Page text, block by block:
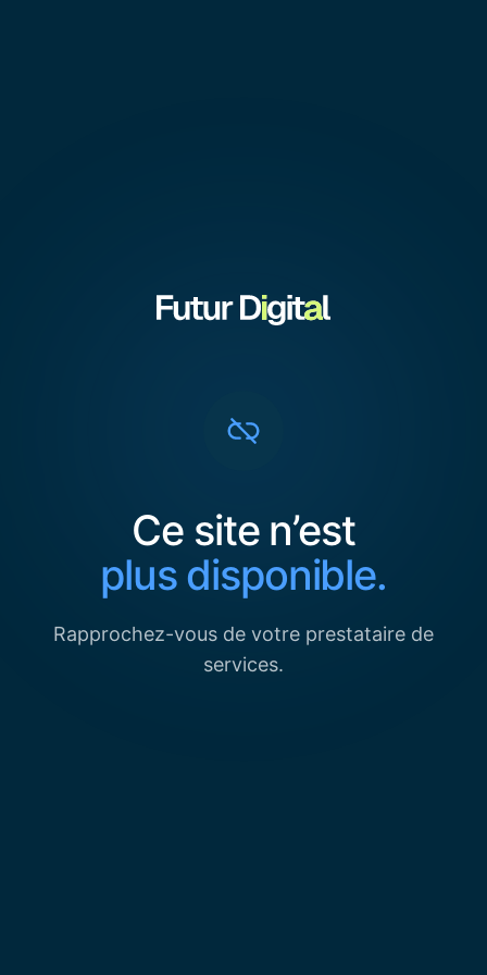
Ce site n’est
plus disponible.
Rapprochez-vous de votre prestataire de
services.